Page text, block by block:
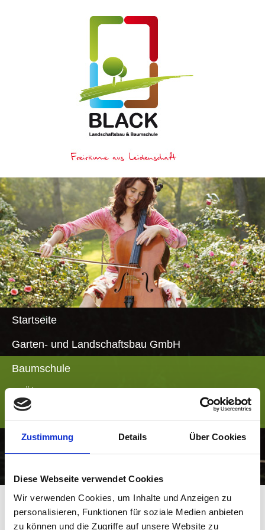
Zustimmung Details Über Cookies
Diese Webseite verwendet Cookies
Wir verwenden Cookies, um Inhalte und Anzeigen zu
personalisieren, Funktionen für soziale Medien anbieten
zu können und die Zugriffe auf unsere Website zu
Startseite
Garten- und Landschaftsbau GmbH
Baumschule
Über uns
Aktuelles/Service
Das Leben steckt voller Inspirationen. Wer ihnen
Raum gibt, entdeckt neue Perspektiven.